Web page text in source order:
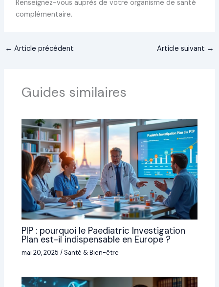
Renseignez-vous auprès de votre organisme de santé
complémentaire.
← Article précédent Article suivant →
Guides similaires
PIP : pourquoi le Paediatric Investigation
Plan est-il indispensable en Europe ?
mai 20, 2025/Santé & Bien-être